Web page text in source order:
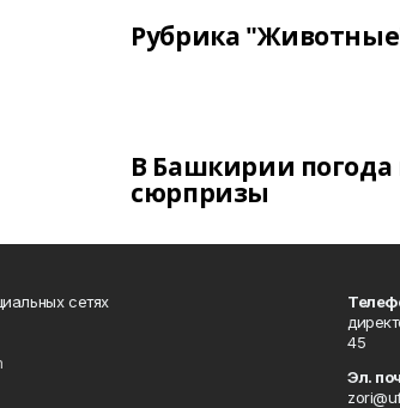
Рубрика
В Башкирии погода
сюрпризы
сетях
45
Эл.